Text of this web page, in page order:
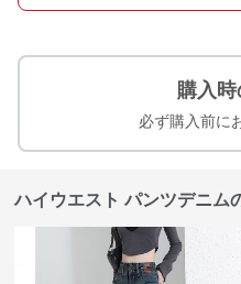
購入
必ず購入前に
ハイウエスト パンツデニム